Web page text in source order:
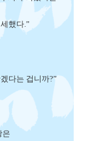
했다.”
다는 겁니까?”
은